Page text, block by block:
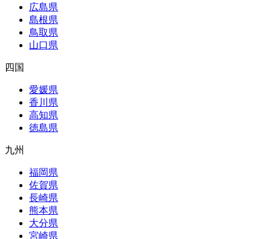
広島県
島根県
鳥取県
山口県
四国
愛媛県
香川県
高知県
徳島県
九州
福岡県
佐賀県
長崎県
熊本県
大分県
宮崎県